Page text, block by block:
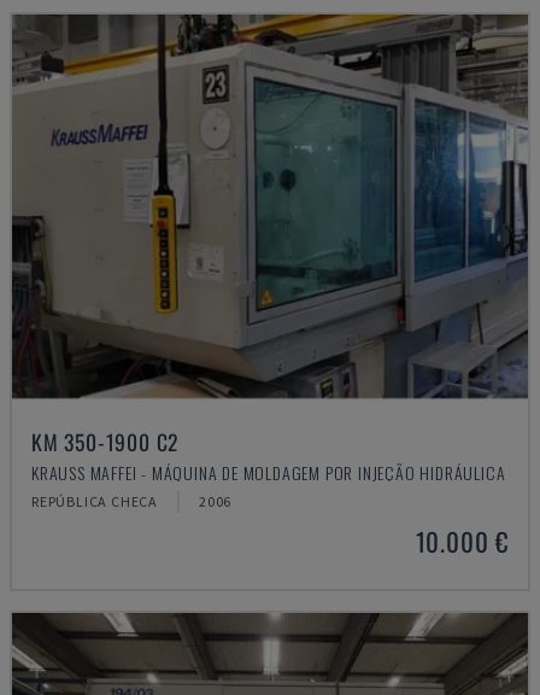
KM 350-1900 C2
KRAUSS MAFFEI - MÁQUINA DE MOLDAGEM POR INJEÇÃO HIDRÁULICA
REPÚBLICA CHECA 2006
10.000 €